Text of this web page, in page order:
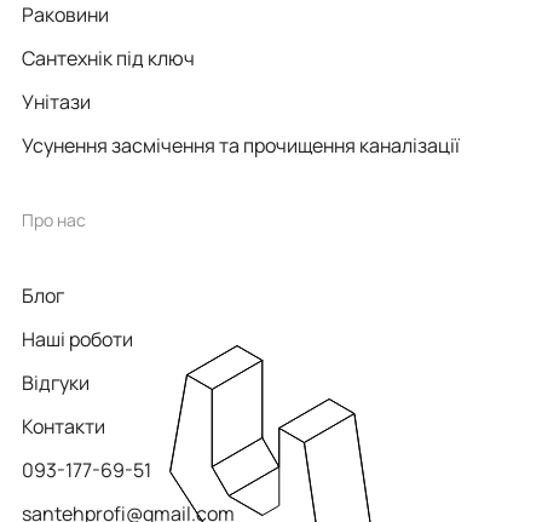
Раковини
Сантехнік під ключ
Унітази
Усунення засмічення та прочищення каналізації
Про нас
Блог
Наші роботи
Відгуки
Контакти
093-177-69-51
santehprofi@gmail.com